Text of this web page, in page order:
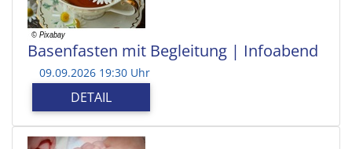
Basenfasten mit Begleitung | Infoabend
09.09.2026 19:30 Uhr
DETAIL